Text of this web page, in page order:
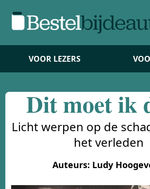
VOOR LEZERS
Dit moet ik
Licht werpen op de
het verleden
Auteurs: Ludy